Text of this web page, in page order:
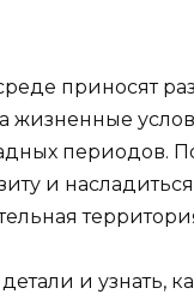
приносят
жизненные
периодов.
и
и узнать,